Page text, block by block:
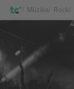
Mūzika Rock